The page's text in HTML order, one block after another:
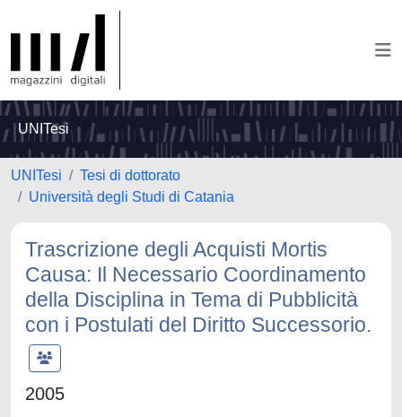
UNITesi
UNITesi
Tesi di dottorato
Università degli Studi di Catania
Trascrizione degli Acquisti Mortis
Causa: Il Necessario Coordinamento
della Disciplina in Tema di Pubblicità
con i Postulati del Diritto Successorio.
2005